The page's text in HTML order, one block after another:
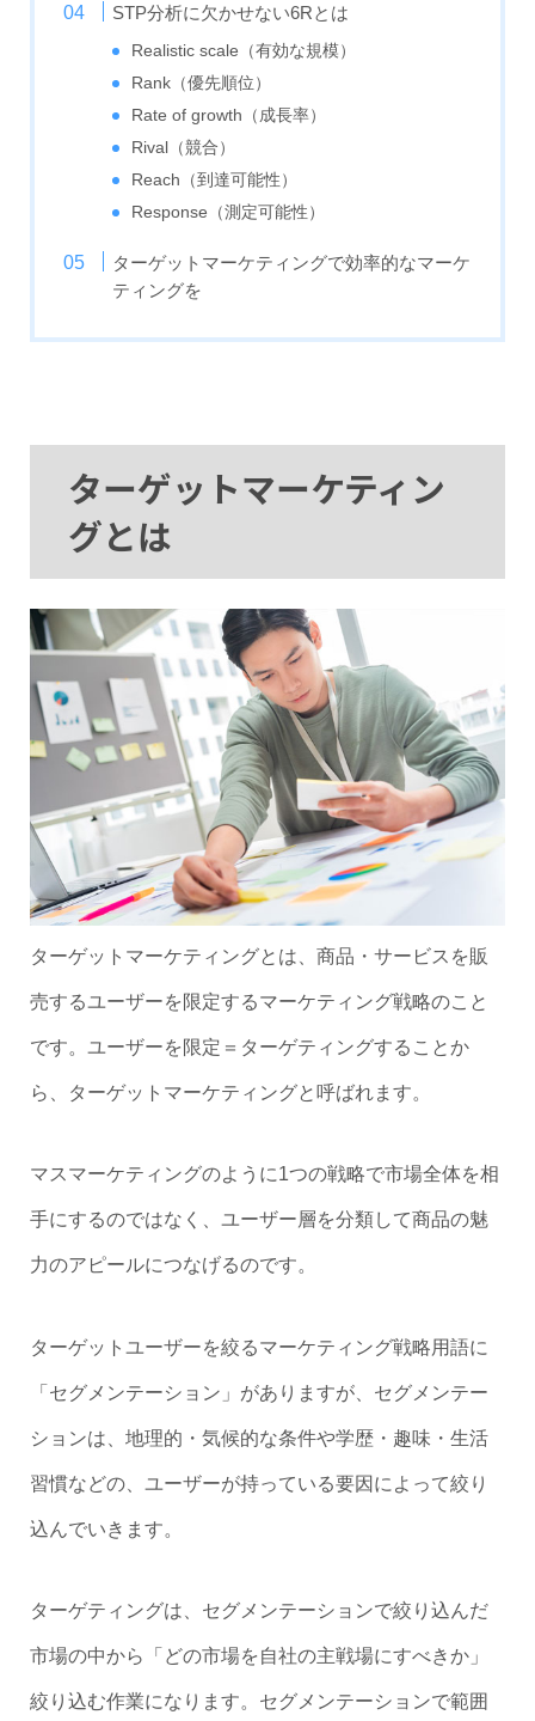
STP分析に欠かせない6Rとは
Realistic scale（有効な規模）
Rank（優先順位）
Rate of growth（成長率）
Rival（競合）
Reach（到達可能性）
Response（測定可能性）
ターゲットマーケティングで効率的なマーケ
ティングを
ターゲットマーケティン
グとは
ターゲットマーケティングとは、商品・サービスを販
売するユーザーを限定するマーケティング戦略のこと
です。ユーザーを限定＝ターゲティングすることか
ら、ターゲットマーケティングと呼ばれます。
マスマーケティングのように1つの戦略で市場全体を相
手にするのではなく、ユーザー層を分類して商品の魅
力のアピールにつなげるのです。
ターゲットユーザーを絞るマーケティング戦略用語に
「セグメンテーション」がありますが、セグメンテー
ションは、地理的・気候的な条件や学歴・趣味・生活
習慣などの、ユーザーが持っている要因によって絞り
込んでいきます。
ターゲティングは、セグメンテーションで絞り込んだ
市場の中から「どの市場を自社の主戦場にすべきか」
絞り込む作業になります。セグメンテーションで範囲